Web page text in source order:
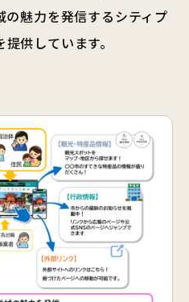
魅力を発信するシティプ
供しています。